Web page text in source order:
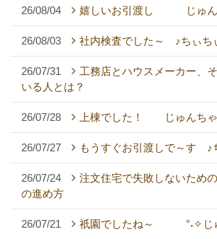
26/08/04 嬉しいお引渡し じゅん
26/08/03 社内検査でした～ ♪ちぃち
26/07/31
工務店とハウスメーカー、
いる人とは？
26/07/28 上棟でした！ じゅんち
26/07/27 もうすぐお引渡しで～す ♪
26/07/24
注文住宅で失敗しないため
の進め方
26/07/21 祇園でしたね～ °˖✧じ